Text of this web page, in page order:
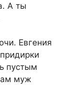
А ты
Евгения
пустым
муж